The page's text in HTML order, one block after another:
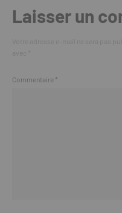
Laisser un
Commentaire *